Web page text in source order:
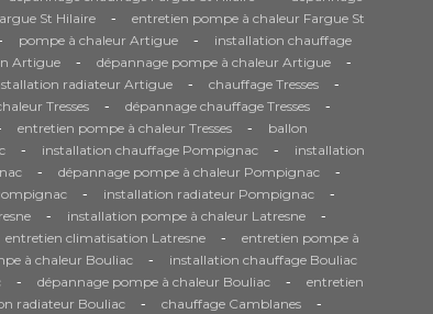
St Hilaire -
entretien pompe à chaleur Fargue St
pompe à chaleur Artigue -
installation chauffage
Artigue - dépannage pompe à chaleur Artigue -
radiateur Artigue - chauffage Tresses -
Tresses - dépannage chauffage Tresses -
entretien pompe à chaleur Tresses -
ballon
- installation chauffage Pompignac -
installation
- dépannage pompe à chaleur Pompignac -
- installation radiateur Pompignac -
- installation pompe à chaleur Latresne -
entretien climatisation Latresne -
entretien pompe à
à chaleur Bouliac - installation chauffage Bouliac
- dépannage pompe à chaleur Bouliac -
entretien
radiateur Bouliac - chauffage Camblanes -